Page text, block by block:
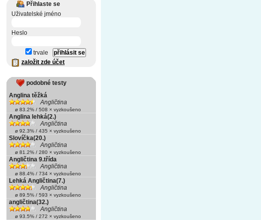
Přihlaste se
Uživatelské jméno
Heslo
trvale
založit zde účet
podobné testy
Anglina těžká
Angličtina
ø 83.2% / 508 × vyzkoušeno
Anglina lehká(2.)
Angličtina
ø 92.3% / 435 × vyzkoušeno
Slovíčka(20.)
Angličtina
ø 81.2% / 280 × vyzkoušeno
Angličtina 9.třída
Angličtina
ø 88.4% / 734 × vyzkoušeno
Lehká Angličtina(7.)
Angličtina
ø 89.5% / 593 × vyzkoušeno
angličtina(32.)
Angličtina
ø 93.5% / 272 × vyzkoušeno